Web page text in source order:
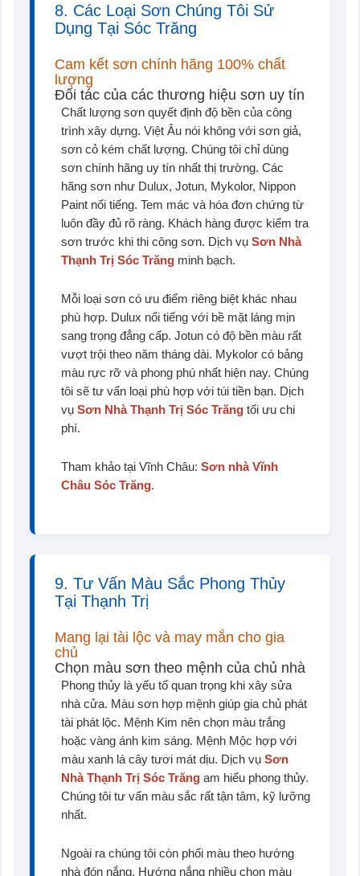
8. Các Loại Sơn Chúng Tôi Sử
Dụng Tại Sóc Trăng
Cam kết sơn chính hãng 100% chất
lượng
Đối tác của các thương hiệu sơn uy tín
Chất lượng sơn quyết định độ bền của công
trình xây dựng. Việt Âu nói không với sơn giả,
sơn cỏ kém chất lượng. Chúng tôi chỉ dùng
sơn chính hãng uy tín nhất thị trường. Các
hãng sơn như Dulux, Jotun, Mykolor, Nippon
Paint nổi tiếng. Tem mác và hóa đơn chứng từ
luôn đầy đủ rõ ràng. Khách hàng được kiểm tra
sơn trước khi thi công sơn. Dịch vụ Sơn Nhà
Thạnh Trị Sóc Trăng minh bạch.
Mỗi loại sơn có ưu điểm riêng biệt khác nhau
phù hợp. Dulux nổi tiếng với bề mặt láng mịn
sang trọng đẳng cấp. Jotun có độ bền màu rất
vượt trội theo năm tháng dài. Mykolor có bảng
màu rực rỡ và phong phú nhất hiện nay. Chúng
tôi sẽ tư vấn loại phù hợp với túi tiền bạn. Dịch
vụ Sơn Nhà Thạnh Trị Sóc Trăng tối ưu chi
phí.
Tham khảo tại Vĩnh Châu: Sơn nhà Vĩnh
Châu Sóc Trăng.
9. Tư Vấn Màu Sắc Phong Thủy
Tại Thạnh Trị
Mang lại tài lộc và may mắn cho gia
chủ
Chọn màu sơn theo mệnh của chủ nhà
Phong thủy là yếu tố quan trọng khi xây sửa
nhà cửa. Màu sơn hợp mệnh giúp gia chủ phát
tài phát lộc. Mệnh Kim nên chọn màu trắng
hoặc vàng ánh kim sáng. Mệnh Mộc hợp với
màu xanh lá cây tươi mát dịu. Dịch vụ Sơn
Nhà Thạnh Trị Sóc Trăng am hiểu phong thủy.
Chúng tôi tư vấn màu sắc rất tận tâm, kỹ lưỡng
nhất.
Ngoài ra chúng tôi còn phối màu theo hướng
nhà đón nắng. Hướng nắng nhiều chọn màu